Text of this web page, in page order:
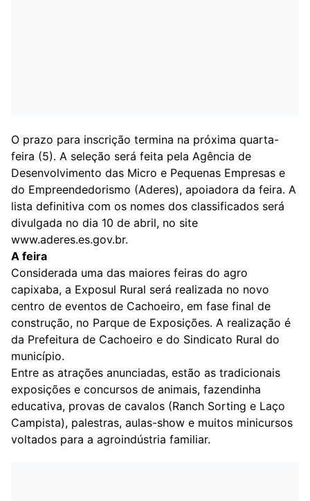
O prazo para inscrição termina na próxima quarta-
feira (5). A seleção será feita pela Agência de
Desenvolvimento das Micro e Pequenas Empresas e
do Empreendedorismo (Aderes), apoiadora da feira. A
lista definitiva com os nomes dos classificados será
divulgada no dia 10 de abril, no site
www.aderes.es.gov.br.
A feira
Considerada uma das maiores feiras do agro
capixaba, a Exposul Rural será realizada no novo
centro de eventos de Cachoeiro, em fase final de
construção, no Parque de Exposições. A realização é
da Prefeitura de Cachoeiro e do Sindicato Rural do
município.
Entre as atrações anunciadas, estão as tradicionais
exposições e concursos de animais, fazendinha
educativa, provas de cavalos (Ranch Sorting e Laço
Campista), palestras, aulas-show e muitos minicursos
voltados para a agroindústria familiar.